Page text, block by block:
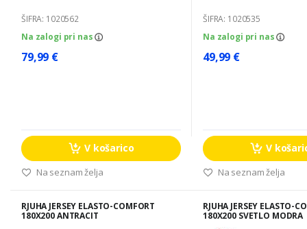
ŠIFRA: 1020562
Na zalogi pri nas
79,99 €
V košarico
Na seznam želja
ŠIFRA: 1020535
Na zalogi pri nas
49,99 €
V
Na seznam želja
RJUHA JERSEY ELASTO-COMFORT
180X200 ANTRACIT
RJUHA JERSEY ELASTO-
180X200 SVETLO MODRA